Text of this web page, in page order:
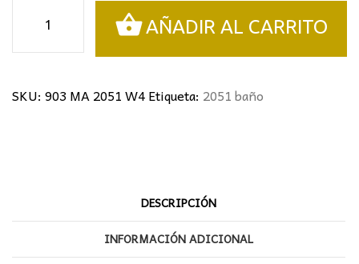
espejo
baño
AÑADIR AL CARRITO
SKU: 903 MA 2051 W4Etiqueta: 2051 baño
DESCRIPCIÓN
INFORMACIÓN ADICIONAL